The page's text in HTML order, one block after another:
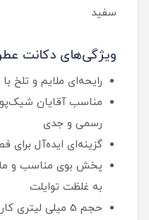
سفید
ویژگی‌های دکانت
رایحه‌ای ملایم و تلخ
مناسب آقایان
رسمی و جدی
گزینه‌ای ایده‌آل برای
پخش بوی مناسب و
به غلظت توایلت
حجم 5 میلی‌